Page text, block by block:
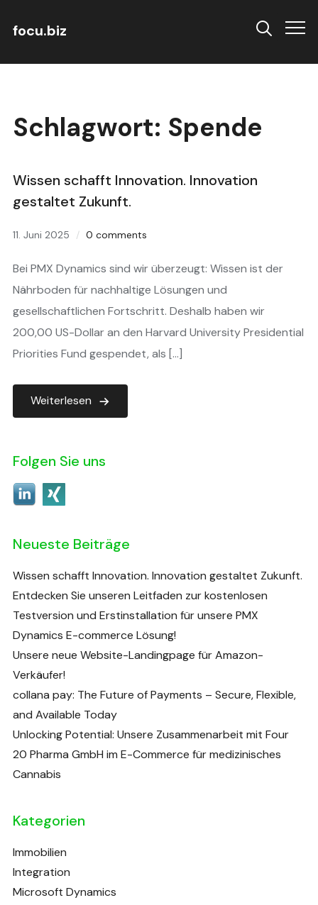
focu.biz Info
Schlagwort: Spende
Wissen schafft Innovation. Innovation
gestaltet Zukunft.
11. Juni 2025 0 comments
Bei PMX Dynamics sind wir überzeugt: Wissen ist der
Nährboden für nachhaltige Lösungen und
gesellschaftlichen Fortschritt. Deshalb haben wir
200,00 US-Dollar an den Harvard University Presidential
Priorities Fund gespendet, als […]
Weiterlesen
Folgen Sie uns
Neueste Beiträge
Wissen schafft Innovation. Innovation gestaltet Zukunft.
Entdecken Sie unseren Leitfaden zur kostenlosen
Testversion und Erstinstallation für unsere PMX
Dynamics E-commerce Lösung!
Unsere neue Website-Landingpage für Amazon-
Verkäufer!
collana pay: The Future of Payments – Secure, Flexible,
and Available Today
Unlocking Potential: Unsere Zusammenarbeit mit Four
20 Pharma GmbH im E-Commerce für medizinisches
Cannabis
Kategorien
Immobilien
Integration
Microsoft Dynamics